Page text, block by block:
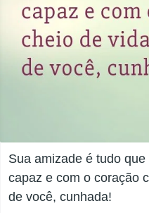
Sua amizade é tudo
capaz e com o coração
de você, cunhada!